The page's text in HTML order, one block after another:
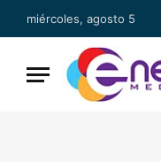
miércoles, agosto 5